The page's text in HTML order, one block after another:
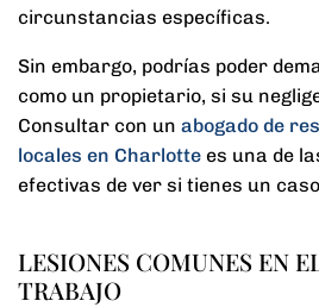
circunstancias específicas.
Sin embargo, podrías poder
como un propietario, si su
Consultar con un abogado de
locales en Charlotte es una de
efectivas de ver si tienes un
LESIONES COMUNES EN
TRABAJO